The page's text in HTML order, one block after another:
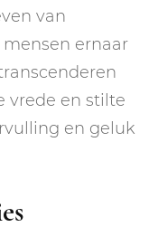
van
ernaar
vrede en stilte
en geluk